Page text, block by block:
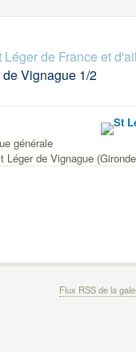
de France et
Vignague 1/2
générale
Léger de Vignague
Flux RSS de la